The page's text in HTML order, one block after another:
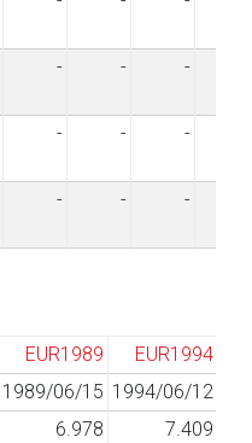
- - -
- - -
- - -
EUR1989 EUR1994
1989/06/15 1994/06/12
6.978
7.409